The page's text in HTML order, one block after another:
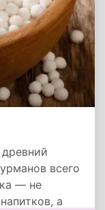
всего
— не
а